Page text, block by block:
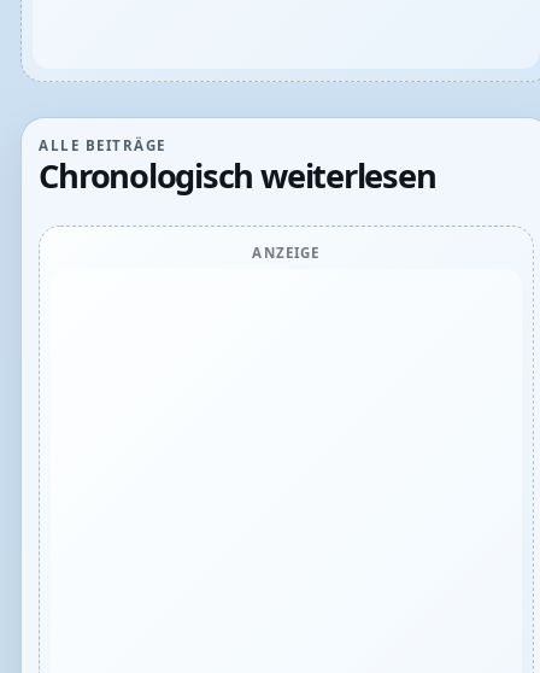
ALLE BEITRÄGE
Chronologisch weiterlesen
ANZEIGE